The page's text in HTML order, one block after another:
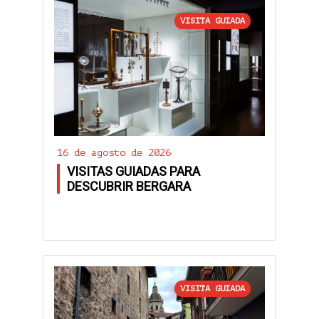
VISITA GUIADA
16 de agosto de 2026
VISITAS GUIADAS PARA
DESCUBRIR BERGARA
VISITA GUIADA